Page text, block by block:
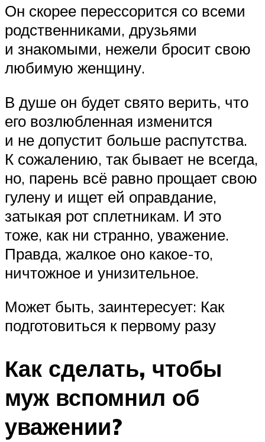
Он скорее перессорится со всеми
родственниками, друзьями
и знакомыми, нежели бросит свою
любимую женщину.
В душе он будет свято верить, что
его возлюбленная изменится
и не допустит больше распутства.
К сожалению, так бывает не всегда,
но, парень всё равно прощает свою
гулену и ищет ей оправдание,
затыкая рот сплетникам. И это
тоже, как ни странно, уважение.
Правда, жалкое оно какое-то,
ничтожное и унизительное.
Может быть, заинтересует: Как
подготовиться к первому разу
Как сделать, чтобы
муж вспомнил об
уважении?